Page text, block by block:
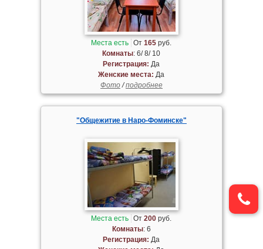
Места есть От165 руб.
Комнаты: 6/ 8/ 10
Регистрация: Да
Женские места: Да
Фото/подробнее
"Общежитие в Наро-Фоминске"
Места есть От200 руб.
Комнаты: 6
Регистрация: Да